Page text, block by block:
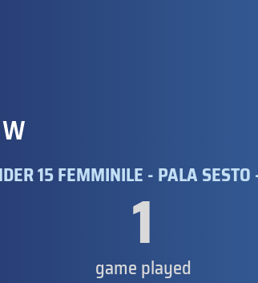
15 FEMMINILE - PALA
1
game played